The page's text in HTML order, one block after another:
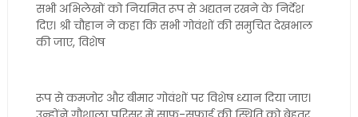
सभी अभिलेखों को नियमित रूप से अद्यतन रखने के निर्देश
दिए। श्री चौहान ने कहा कि सभी गोवंशों की समुचित देखभाल
की जाए, विशेष
रूप से कमजोर और बीमार गोवंशों पर विशेष ध्यान दिया जाए।